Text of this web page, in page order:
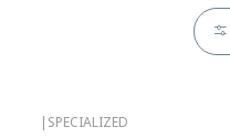
| SPECIALIZED